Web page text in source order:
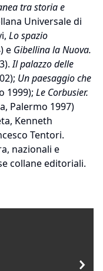
tra storia e
Universale di
Lo spazio
e Gibellina la Nuova.
Il palazzo delle
Un paesaggio che
1999); Le Corbusier.
Palermo 1997)
Kenneth
Tentori.
nazionali e
collane editoriali.